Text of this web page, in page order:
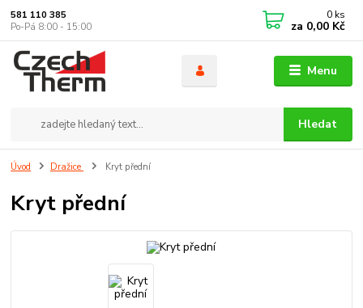
Menu
Hledat
581 110 385
Po-Pá 8:00 - 15:00
0 ks
za 0,00 Kč
Úvod Dražice Kryt přední
Kryt přední